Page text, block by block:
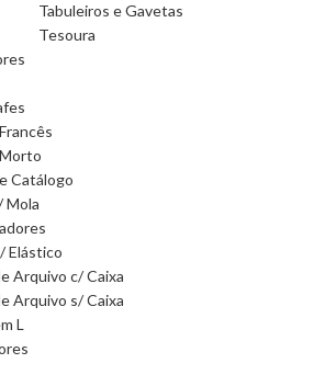
Tabuleiros e Gavetas
Tesoura
Catálogo
Mola
Elástico
Arquivo c/ Caixa
Arquivo s/ Caixa
L